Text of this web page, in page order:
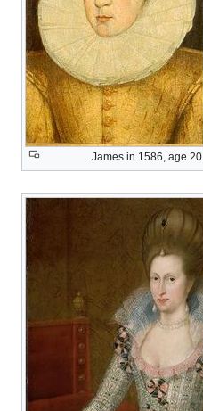
James in 1586, age 20.